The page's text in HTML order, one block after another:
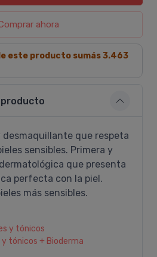
ahora
este producto sumás3.463
desmaquillante que respeta
sensibles. Primera y
que presenta
perfecta con la piel.
más sensibles.
y tónicos
y tónicos + Bioderma